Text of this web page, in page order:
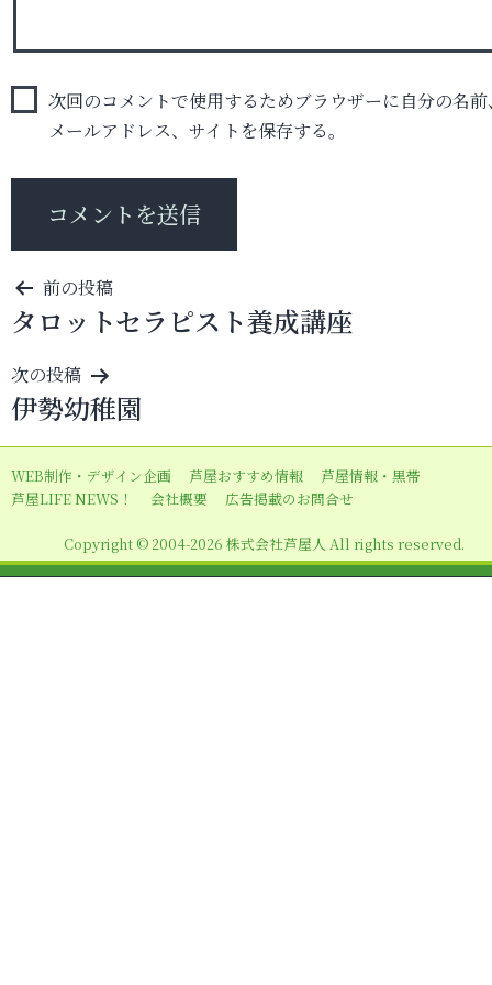
次回のコメントで使用するためブラウザーに自分の名前
メールアドレス、サイトを保存する。
投
稿
ナ
ビ
ゲ
ー
シ
ン
前の投稿
タロットセラピスト養成講座
次の投稿
伊勢幼稚園
WEB制作・デザイン企画 芦屋おすすめ情報
芦屋情報・黒帯
芦屋LIFE NEWS！
会社概要 広告掲載のお問合せ
Copyright © 2004-2026 株式会社芦屋人 All rights reserved.